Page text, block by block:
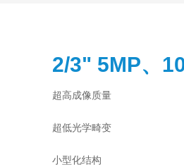
2/3" 5MP、
超高成像质量
超低光学畸变
小型化结构